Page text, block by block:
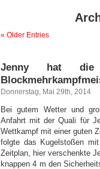
« Older Entries
Jenny hat
Donnerstag, Mai 29th, 2014
Bei gutem Wetter und
Anfahrt mit der Quali für
Wettkampf mit einer guten
folgte das Kugelstoßen
Zeitplan, hier verschenkte
knappen 4 m den